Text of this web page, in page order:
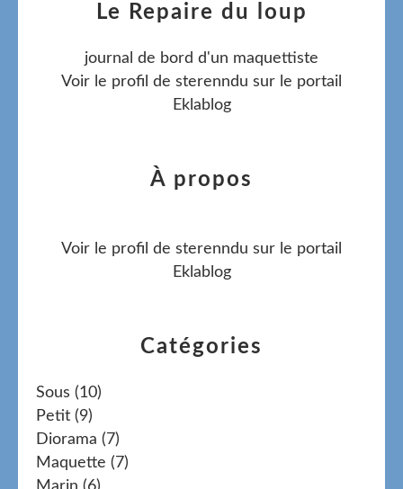
Catégories
Sous (10)
Petit (9)
Diorama (7)
Maquette (7)
Le Repaire du loup
journal de bord d'un maquettiste
Voir le profil de sterenndu sur le portail
Eklablog
À propos
Voir le profil de sterenndu sur le portail
Eklablog